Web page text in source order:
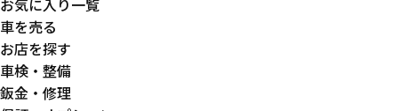
お気に入り一覧
車を売る
お店を探す
車検・整備
鈑金・修理